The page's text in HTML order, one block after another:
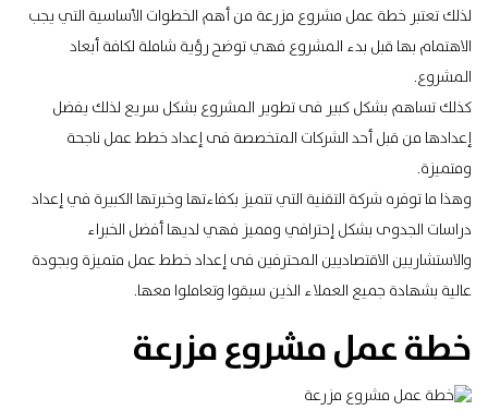
لذلك تعتبر خطةعمل مشروع مزرعة من أهم الخطوات الأساسية التي يجب
الاهتمام بها قبل بدء المشروع فهي توضح رؤية شاملة لكافة أبعاد
المشروع.
كذلك تساهم بشكل كبير فى تطوير المشروع بشكل سريع لذلك يفضل
إعدادها من قبل أحد الشركات المتخصصة فى إعداد خطط عمل ناجحة
ومتميزة.
وهذا ما توفره شركة التقنية التي تتميز بكفاءتها وخبرتها الكبيرة في إعداد
دراسات الجدوى بشكل إحترافي ومميز فهي لديها أفضل الخبراء
والاستشاريين الاقتصاديين المحترفين فى إعداد خطط عمل متميزة وبجودة
عالية بشهادة جميع العملاء الذين سبقوا وتعاملوا معها.
خطة عمل مشروع مزرعة